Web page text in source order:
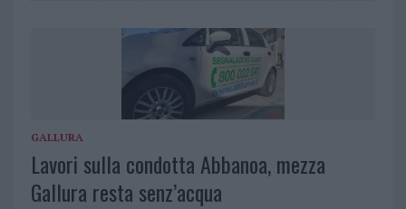
GALLURA
Lavori sulla condotta Abbanoa, mezza
Gallura resta senz’acqua